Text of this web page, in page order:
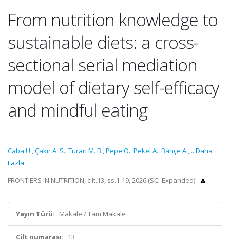
From nutrition knowledge to
sustainable diets: a cross-
sectional serial mediation
model of dietary self-efficacy
and mindful eating
Caba U.,Çakır A. S.,Turan M. B.,Pepe O.,Pekel A.,Bahçe A., ...Daha
Fazla
FRONTIERS IN NUTRITION, cilt.13, ss.1-19, 2026 (SCI-Expanded)
Yayın Türü: Makale / Tam Makale
Cilt numarası: 13